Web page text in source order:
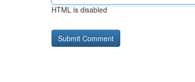
HTML is disabled